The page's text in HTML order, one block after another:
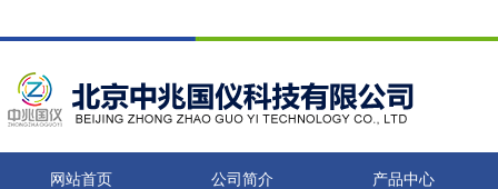
网站首页 公司简介 产品中心